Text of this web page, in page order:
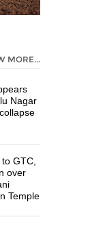
MORE...
Nagar
GTC,
over
Temple